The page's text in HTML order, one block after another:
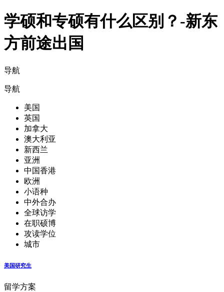
学硕和专硕有什么区别？-新东
方前途出国
导航
导航
美国
英国
加拿大
澳大利亚
新西兰
亚洲
中国香港
欧洲
小语种
中外合办
全球访学
在职硕博
攻读学位
城市
美国研究生
留学方案